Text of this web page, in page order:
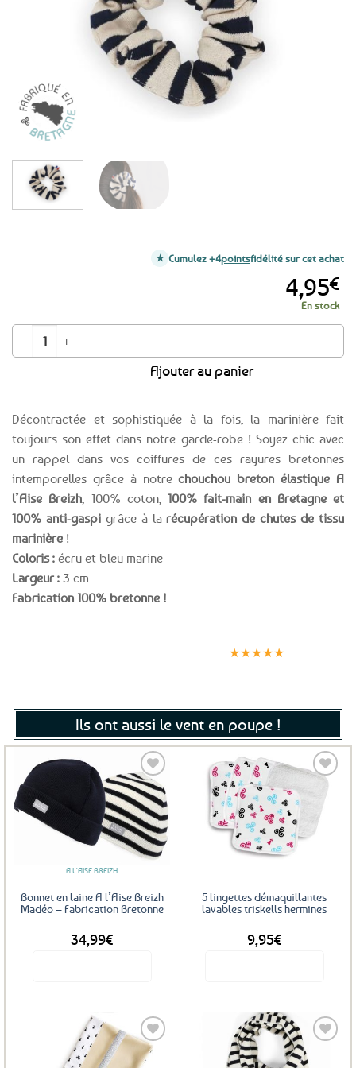
Décontractée et sophistiquée à la fois, la marinière fait
toujours son effet dans notre garde-robe ! Soyez chic avec
un rappel dans vos coiffures de ces rayures bretonnes
intemporelles grâce à notrechouchou breton élastique A
l’Aise Breizh , 100% coton, 100% fait-main en Bretagne et
100% anti-gaspigrâce à larécupération de chutes de tissu
marinière !
Coloris : écru et bleu marine
Largeur : 3 cm
Fabrication 100% bretonne !
4,95€
En stock
quantité de Chouchou pour cheveux marinière A l'Aise Breizh
Ajouter au panier
Cumulez +4pointsfidélité sur cet achat
★★★★★
Ils ont aussi le vent en poupe !
Ajouter
aux
favoris
A L'AISE BREIZH
Bonnet en laine A l’Aise Breizh
Madéo – Fabrication Bretonne
34,99€
Ajouter
aux
favoris
5 lingettes démaquillantes
lavables triskells hermines
9,95€